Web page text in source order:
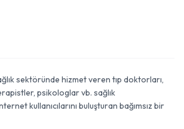
sektöründe hizmet veren tıp doktorları,
psikologlar vb. sağlık
kullanıcılarını buluşturan bağımsız bir